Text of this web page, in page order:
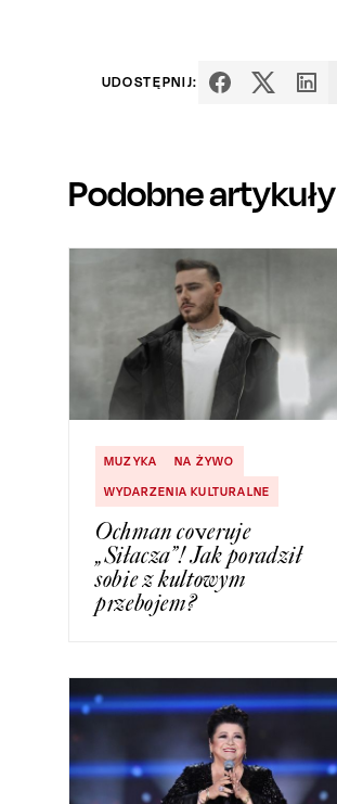
UDOSTĘPNIJ:
Podobne artykuły
MUZYKA
NA ŻYWO
WYDARZENIA KULTURALNE
Ochman coveruje
„Siłacza”! Jak poradził
sobie z kultowym
przebojem?